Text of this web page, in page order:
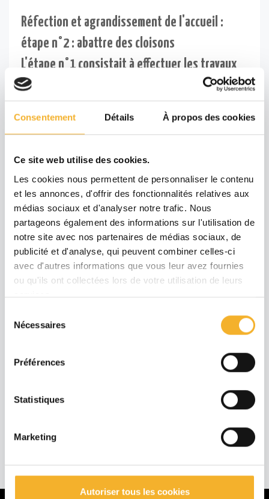
Consentement Détails À propos des cookies
Ce site web utilise des cookies.
Les cookies nous permettent de personnaliser le contenu
et les annonces, d'offrir des fonctionnalités relatives aux
médias sociaux et d'analyser notre trafic. Nous
partageons également des informations sur l'utilisation de
notre site avec nos partenaires de médias sociaux, de
publicité et d'analyse, qui peuvent combiner celles-ci
avec d'autres informations que vous leur avez fournies
ou qu'ils ont collectées lors de votre utilisation de leurs
services.
Nécessaires
Préférences
Statistiques
Marketing
Autoriser tous les cookies
Réfection et agrandissement de l'accueil :
étape n°2 : abattre des cloisons
L'étape n°1 consistait à effectuer les travaux
d'électricité et de plomberie grâce aux
Avant